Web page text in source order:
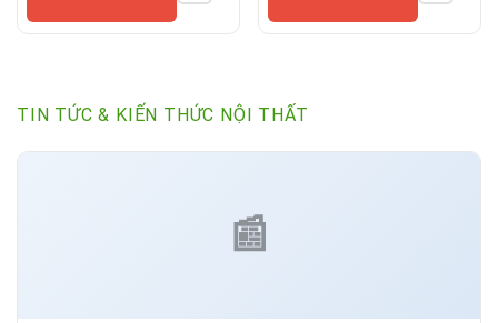
TIN TỨC & KIẾN THỨC NỘI THẤT